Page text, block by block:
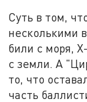
Суть в том,
несколькими
били с моря,
с земли. А
то, что
часть